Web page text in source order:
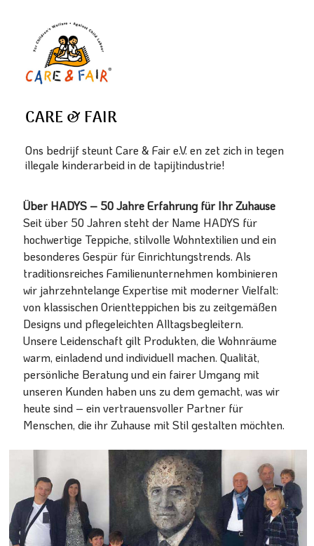
CARE & FAIR
Ons bedrijf steunt Care & Fair e.V. en zet zich in tegen
illegale kinderarbeid in de tapijtindustrie!
Über HADYS – 50 Jahre Erfahrung für Ihr Zuhause
Seit über 50 Jahren steht der Name HADYS für
hochwertige Teppiche, stilvolle Wohntextilien und ein
besonderes Gespür für Einrichtungstrends. Als
traditionsreiches Familienunternehmen kombinieren
wir jahrzehntelange Expertise mit moderner Vielfalt:
von klassischen Orientteppichen bis zu zeitgemäßen
Designs und pflegeleichten Alltagsbegleitern.
Unsere Leidenschaft gilt Produkten, die Wohnräume
warm, einladend und individuell machen. Qualität,
persönliche Beratung und ein fairer Umgang mit
unseren Kunden haben uns zu dem gemacht, was wir
heute sind – ein vertrauensvoller Partner für
Menschen, die ihr Zuhause mit Stil gestalten möchten.